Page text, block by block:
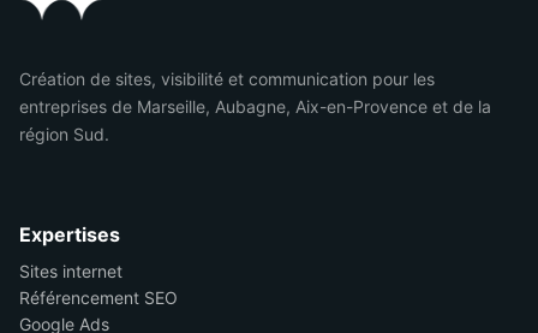
Création de sites, visibilité et communication pour les
entreprises de Marseille, Aubagne, Aix-en-Provence et de la
région Sud.
Expertises
Sites internet
Référencement SEO
Google Ads